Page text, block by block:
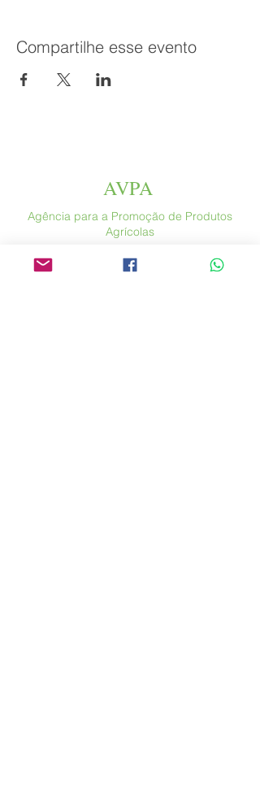
Compartilhe esse evento
AVPA
Agência para a Promoção de Produtos
Agrícolas
Espace Altura